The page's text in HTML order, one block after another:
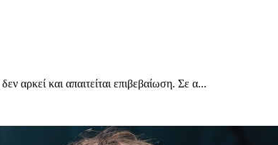
αρκεί και απαιτείται επιβεβαίωση. Σε α...